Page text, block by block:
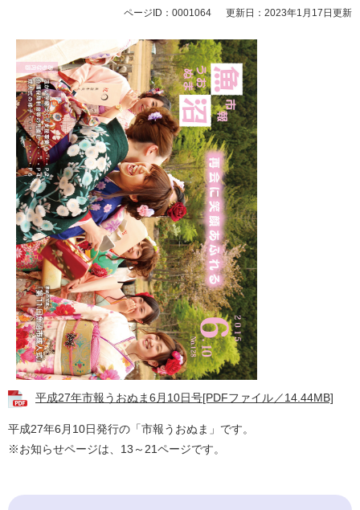
ページID：0001064 更新日：2023年1月17日更新
平成27年市報うおぬま6月10日号[PDFファイル／14.44MB]
平成27年6月10日発行の「市報うおぬま」です。
※お知らせページは、13～21ページです。